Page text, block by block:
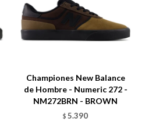
Championes New Balance
de Hombre - Numeric 272 -
NM272BRN - BROWN
$ 5.390